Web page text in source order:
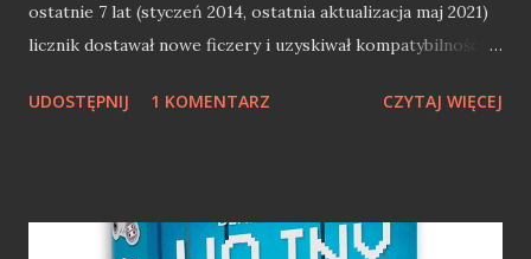
ostatnie 7 lat (styczeń 2014, ostatnia aktualizacja maj 2021)
licznik dostawał nowe ficzery i uzyskiwał kompatybilność z
kolejny duży ficzer - archiwizacja bloga. Stwórz pełne
zdjęcia (DobryBackupBloga — aplikacja do szybkiej
UDOSTĘPNIJ 1 KOMENTARZ CZYTAJ WIĘCEJ